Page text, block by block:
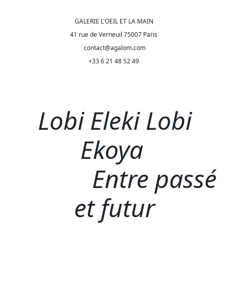
GALERIE L'OEIL ET LA MAIN
41 rue de Verneuil 75007 Paris
contact@agalom.com
+33 6 21 48 52 49
Lobi Eleki Lobi
Ekoya
Entre passé
et futur